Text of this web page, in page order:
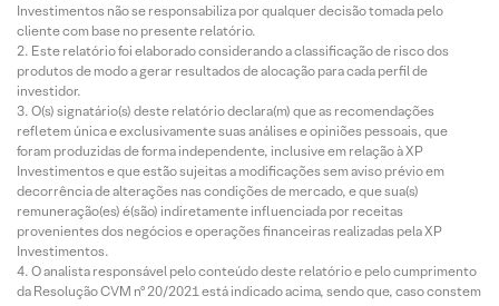
Investimentos não se responsabiliza por qualquer decisão tomada pelo
cliente com base no presente relatório.
Este relatório foi elaborado considerando a classificação de risco dos
produtos de modo a gerar resultados de alocação para cada perfil de
investidor.
O(s) signatário(s) deste relatório declara(m) que as recomendações
refletem única e exclusivamente suas análises e opiniões pessoais, que
foram produzidas de forma independente, inclusive em relação à XP
Investimentos e que estão sujeitas a modificações sem aviso prévio em
decorrência de alterações nas condições de mercado, e que sua(s)
remuneração(es) é(são) indiretamente influenciada por receitas
provenientes dos negócios e operações financeiras realizadas pela XP
Investimentos.
O analista responsável pelo conteúdo deste relatório e pelo cumprimento
da Resolução CVM nº 20/2021 está indicado acima, sendo que, caso constem